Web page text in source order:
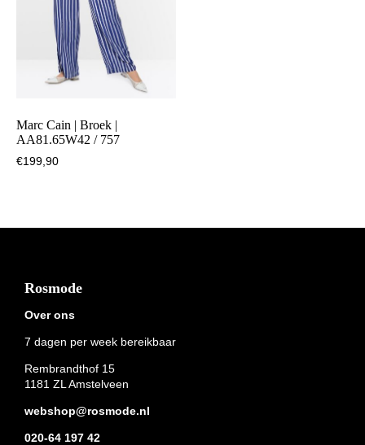
Marc Cain | Broek |
AA81.65W42 / 757
€199,90
Footer
Rosmode
Over ons
7 dagen per week bereikbaar
Rembrandthof 15
1181 ZL Amstelveen
webshop@rosmode.nl
020-64 197 42